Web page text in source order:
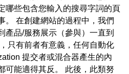
哪些包含您輸入的搜尋字詞的頁
。 在創建網站的過程中，我們
產品/服務展示（參與）一直到
只有前者有意義，任何自動化
提交者或混合器產生的內
可能適得其反。 此後，此類努